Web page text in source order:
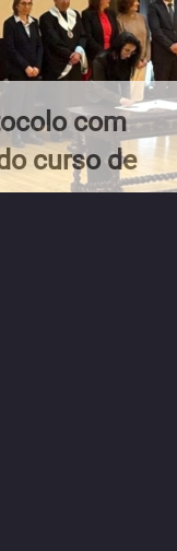
com
curso de